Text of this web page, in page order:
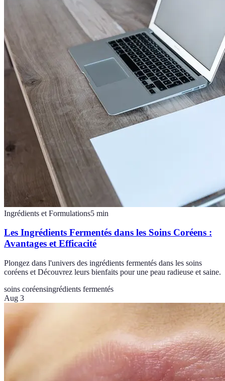
Ingrédients et Formulations5 min
Les Ingrédients Fermentés dans les Soins Coréens :
Avantages et Efficacité
Plongez dans l'univers des ingrédients fermentés dans les soins
coréens et Découvrez leurs bienfaits pour une peau radieuse et saine.
soins coréensingrédients fermentés
Aug 3